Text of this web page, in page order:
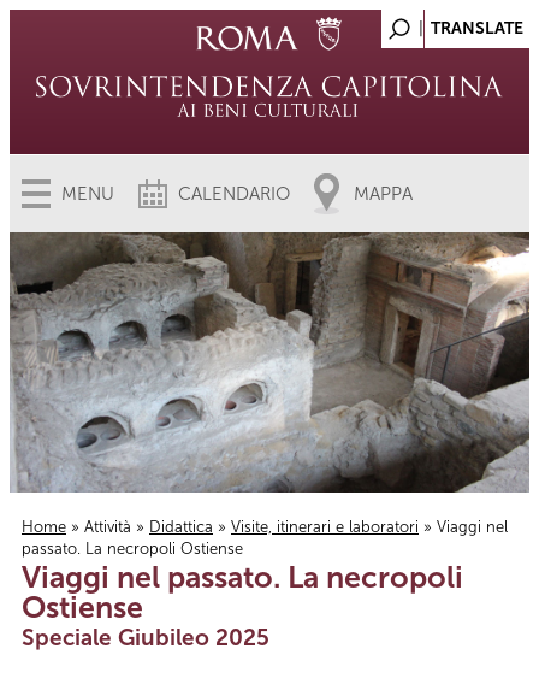
MENU CALENDARIO MAPPA
Tu sei qui
Home » Attività » Didattica » Visite, itinerari e laboratori » Viaggi nel
passato. La necropoli Ostiense
Viaggi nel passato. La necropoli
Ostiense
Speciale Giubileo 2025